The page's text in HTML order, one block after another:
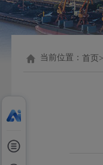
当前位置：首页